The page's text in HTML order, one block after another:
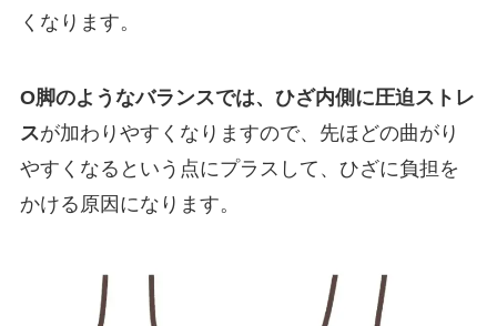
くなります。
O脚のようなバランスでは、ひざ内側に圧迫ストレ
スが加わりやすくなりますので、先ほどの曲がり
やすくなるという点にプラスして、ひざに負担を
かける原因になります。